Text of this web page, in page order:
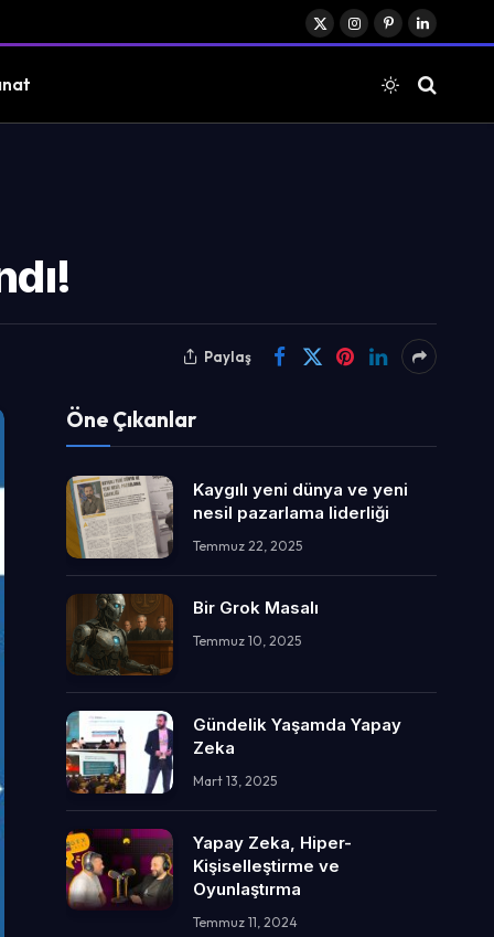
X
Instagram
PinterestLinkedIn
Paylaş
Öne Çıkanlar
Kaygılı yeni dünya ve yeni
nesil pazarlama liderliği
Temmuz 22, 2025
Bir Grok Masalı
Temmuz 10, 2025
Gündelik Yaşamda Yapay
Zeka
Mart 13, 2025
Yapay Zeka, Hiper-
Kişiselleştirme ve
Oyunlaştırma
Temmuz 11, 2024